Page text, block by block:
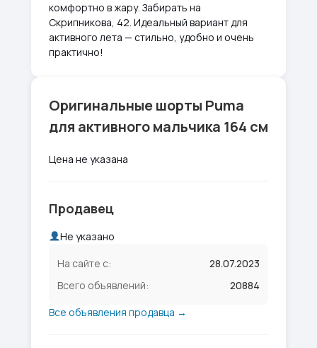
комфортно в жару. Забирать на
Скрипникова, 42. Идеальный вариант для
активного лета — стильно, удобно и очень
практично!
Оригинальные шорты Puma
для активного мальчика 164 см
Цена не указана
Продавец
Не указано
На сайте с:
28.07.2023
Всего объявлений:
20884
Все объявления продавца →